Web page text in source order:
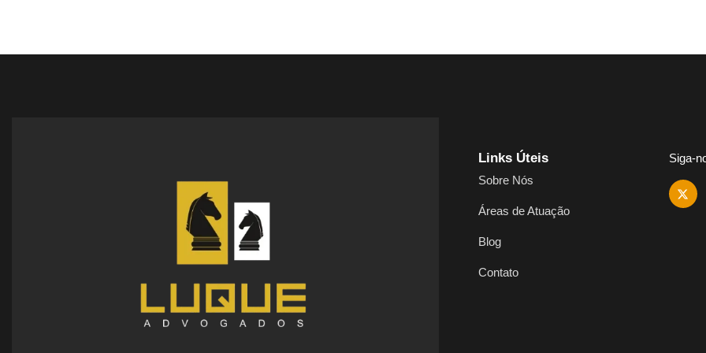
Links Úteis
Sobre Nós
Áreas de Atuação
Blog
Contato
Siga-